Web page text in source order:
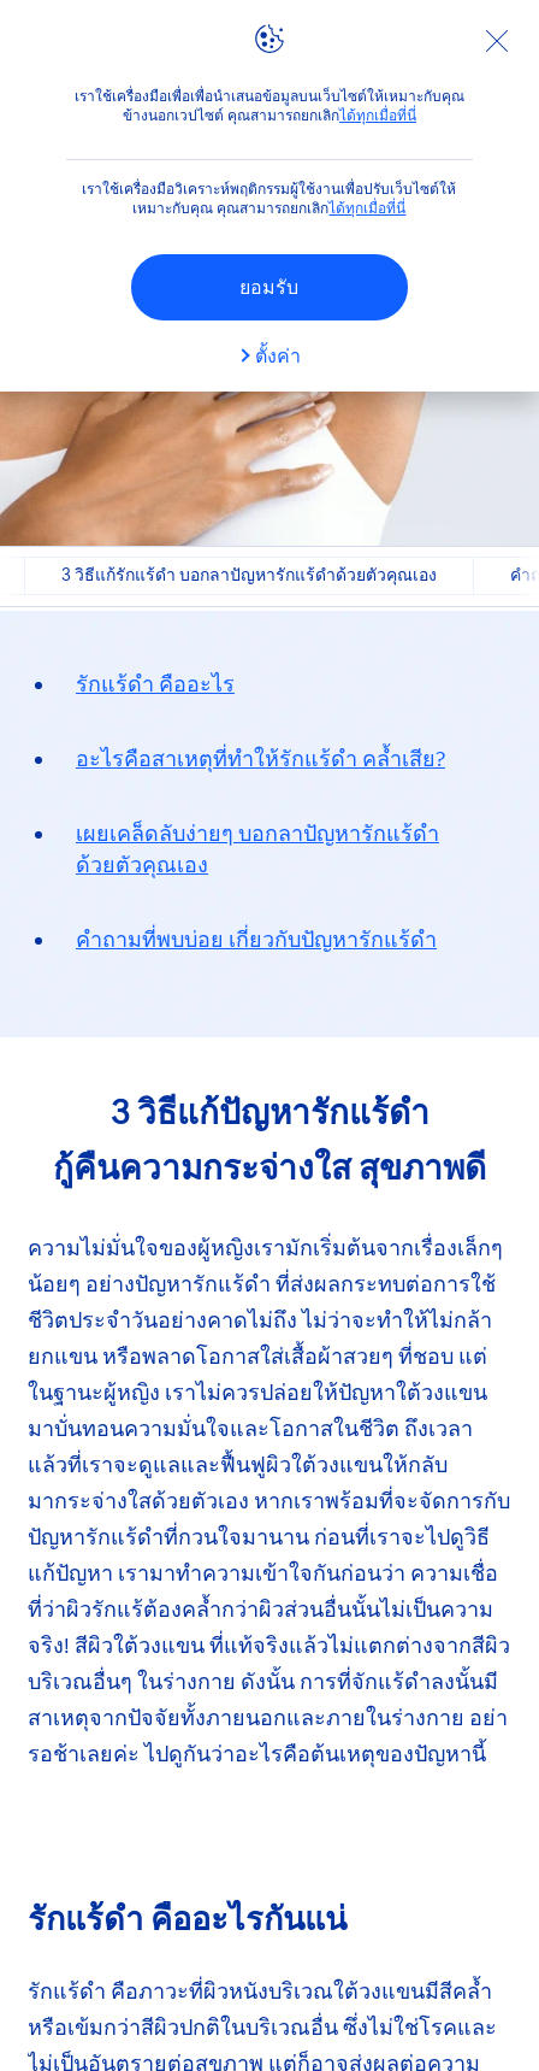
เราใช้เครื่องมือเพื่อเพื่อนำเสนอข้อมูลบนเว็บไซต์ให้เหมาะกับคุณ
ข้างนอกเวปไซต์ คุณสามารถยกเลิกได้ทุกเมื่อที่นี่
เราใช้เครื่องมือวิเคราะห์พฤติกรรมผู้ใช้งานเพื่อปรับเว็บไซต์ให้
เหมาะกับคุณ คุณสามารถยกเลิกได้ทุกเมื่อที่นี่
ยอมรับ
ตั้งค่า
คำแนะนำ 3 วิธีแก้ปัญหารักแร้ดำทันใจ! ให้วงแขนดูเนียนกระ
3 วิธีแก้รักแร้ดำ บอกลาปัญหารักแร้ดำด้วยตัวคุณเอง คำ
รักแร้ดำ คืออะไร
อะไรคือสาเหตุที่ทำให้รักแร้ดำ คล้ำเสีย?
เผยเคล็ดลับง่ายๆ บอกลาปัญหารักแร้ดำ
ด้วยตัวคุณเอง
คำถามที่พบบ่อย เกี่ยวกับปัญหารักแร้ดำ
3 วิธีแก้ปัญหารักแร้ดำ
กู้คืนความกระจ่างใส สุขภาพดี
ความไม่มั่นใจของผู้หญิงเรามักเริ่มต้นจากเรื่องเล็กๆ
น้อยๆ อย่างปัญหารักแร้ดำ ที่ส่งผลกระทบต่อการใช้
ชีวิตประจำวันอย่างคาดไม่ถึง ไม่ว่าจะทำให้ไม่กล้า
ยกแขน หรือพลาดโอกาสใส่เสื้อผ้าสวยๆ ที่ชอบ แต่
ในฐานะผู้หญิง เราไม่ควรปล่อยให้ปัญหาใต้วงแขน
มาบั่นทอนความมั่นใจและโอกาสในชีวิต ถึงเวลา
แล้วที่เราจะดูแลและฟื้นฟูผิวใต้วงแขนให้กลับ
มากระจ่างใสด้วยตัวเอง หากเราพร้อมที่จะจัดการกับ
ปัญหารักแร้ดำที่กวนใจมานาน ก่อนที่เราจะไปดูวิธี
แก้ปัญหา เรามาทำความเข้าใจกันก่อนว่า ความเชื่อ
ที่ว่าผิวรักแร้ต้องคล้ำกว่าผิวส่วนอื่นนั้นไม่เป็นความ
จริง! สีผิวใต้วงแขนที่แท้จริงแล้วไม่แตกต่างจากสีผิว
บริเวณอื่นๆ ในร่างกาย ดังนั้น การที่จักแร้ดำลงนั้นมี
สาเหตุจากปัจจัยทั้งภายนอกและภายในร่างกาย อย่า
รอช้าเลยค่ะ ไปดูกันว่าอะไรคือต้นเหตุของปัญหานี้
รักแร้ดำ คืออะไรกันแน่
รักแร้ดำ คือภาวะที่ผิวหนังบริเวณใต้วงแขนมีสีคล้ำ
หรือเข้มกว่าสีผิวปกติในบริเวณอื่น ซึ่งไม่ใช่โรคและ
ไม่เป็นอันตรายต่อสุขภาพ แต่ก็อาจส่งผลต่อความ